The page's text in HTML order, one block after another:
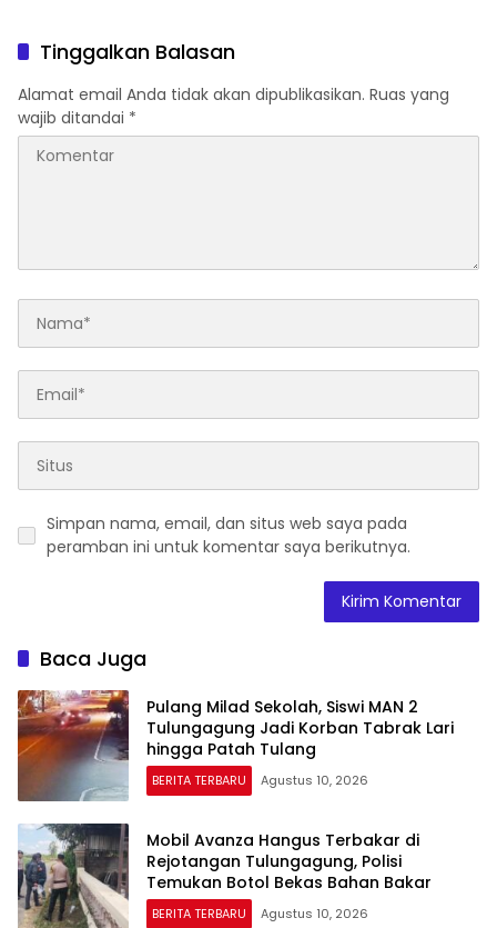
yang Vokal”
Tinggalkan Balasan
Alamat email Anda tidak akan dipublikasikan. Ruas yang
wajib ditandai *
Simpan nama, email, dan situs web saya pada
peramban ini untuk komentar saya berikutnya.
Baca Juga
Pulang Milad Sekolah, Siswi MAN 2
Tulungagung Jadi Korban Tabrak Lari
hingga Patah Tulang
BERITA TERBARU Agustus 10, 2026
Mobil Avanza Hangus Terbakar di
Rejotangan Tulungagung, Polisi
Temukan Botol Bekas Bahan Bakar
BERITA TERBARU Agustus 10, 2026